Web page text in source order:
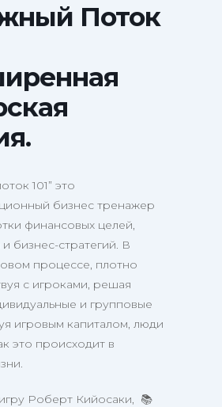
Поток
101” это
бизнес тренажер
финансовых целей,
бизнес-стратегий. В
процессе, плотно
с игроками, решая
и групповые
игровым капиталом, люди
это происходит в
Роберт Кийосаки, 📚